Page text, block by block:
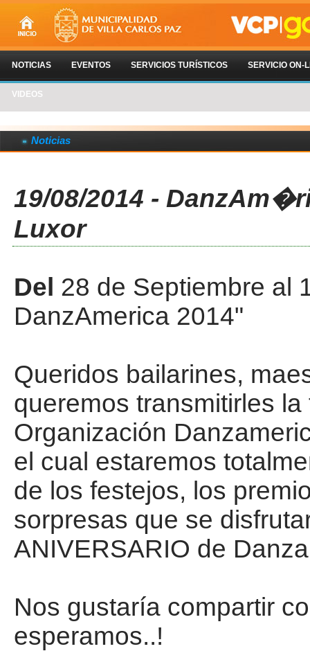
NOTICIAS EVENTOS SERVICIOS TURÍSTICOS SERVICIO ON-
VIDEOS
Noticias
19/08/2014 -
Luxor
Del 28 de Septiembre al
DanzAmerica 2014"
Queridos bailarines,
queremos transmitirles
Organización
el cual estaremos
de los festejos, los
sorpresas que se
ANIVERSARIO de
Nos gustaría compartir
esperamos..!